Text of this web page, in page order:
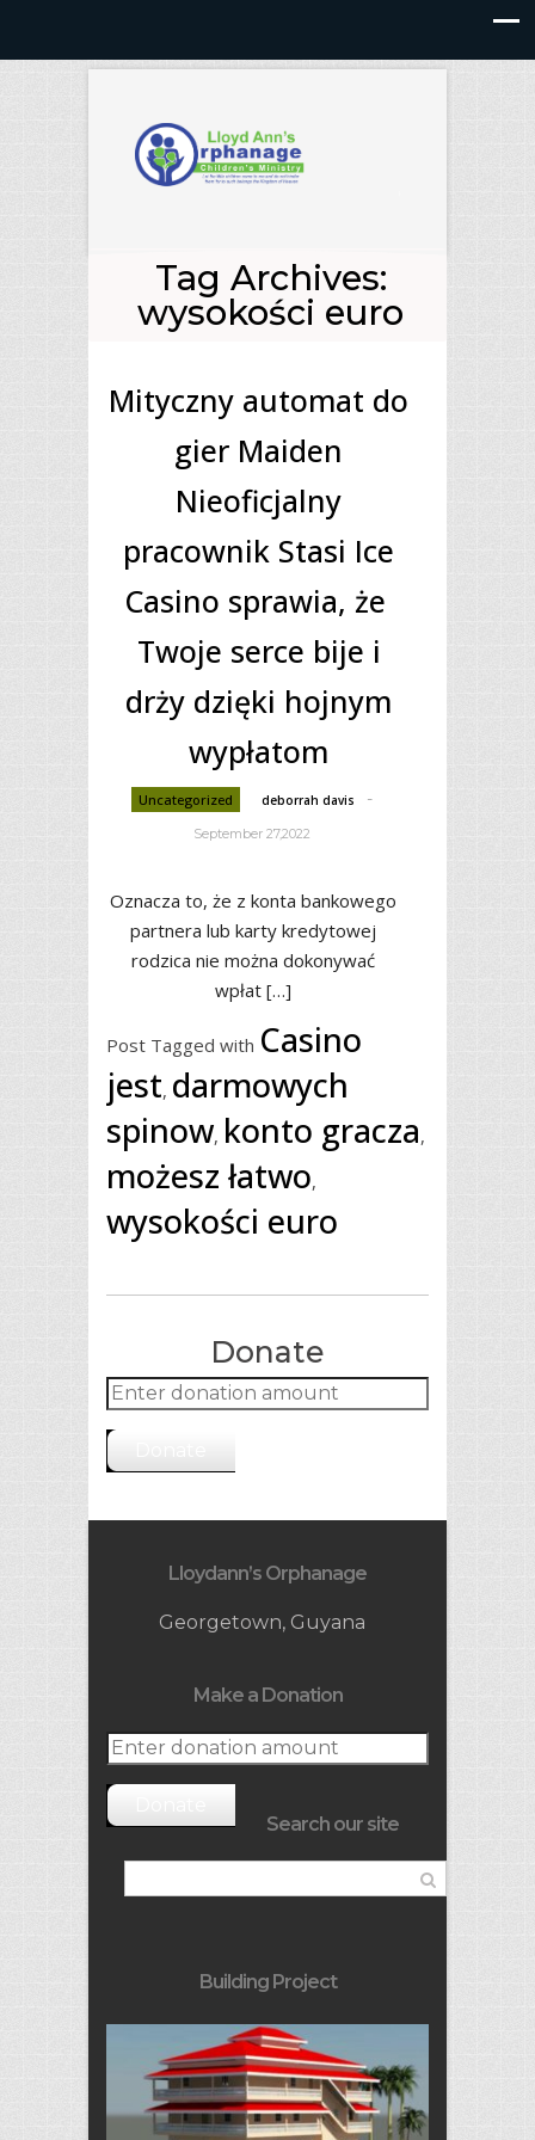
Tag Archives:
wysokości euro
Mityczny automat do
gier Maiden
Nieoficjalny
pracownik Stasi Ice
Casino sprawia, że ​​
Twoje serce bije i
drży dzięki hojnym
wypłatom
Uncategorized deborrah davis -
September 27,2022
Oznacza to, że z konta bankowego
partnera lub karty kredytowej
rodzica nie można dokonywać
wpłat […]
Post Tagged with Casino
jest, darmowych
spinow, konto gracza,
możesz łatwo,
wysokości euro
Donate
Lloydann’s Orphanage
Georgetown, Guyana
Make a Donation
Search our site
Building Project